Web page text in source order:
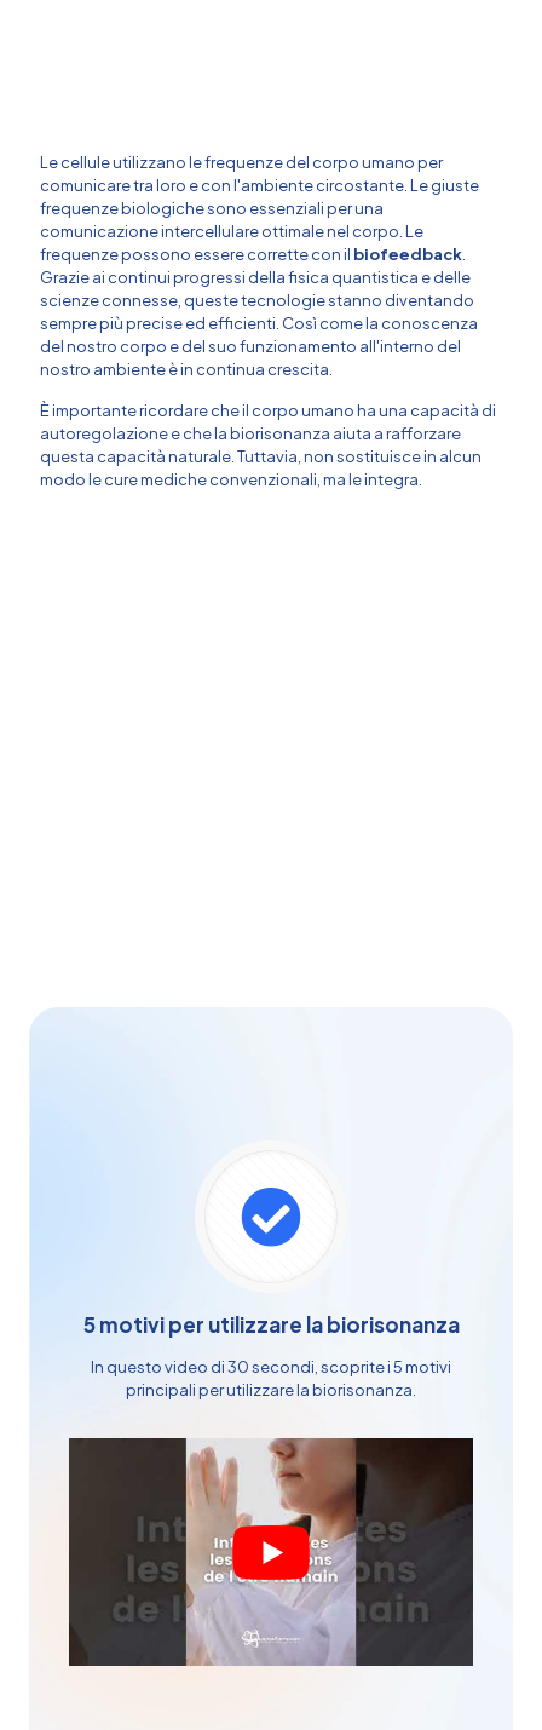
Le cellule utilizzano le frequenze del corpo umano per
comunicare tra loro e con l'ambiente circostante. Le giuste
frequenze biologiche sono essenziali per una
comunicazione intercellulare ottimale nel corpo. Le
frequenze possono essere corrette con il biofeedback
Grazie ai continui progressi della fisica quantistica e delle
scienze connesse, queste tecnologie stanno diventando
sempre più precise ed efficienti. Così come la conoscenza
del nostro corpo e del suo funzionamento all'interno del
nostro ambiente è in continua crescita.
È importante ricordare che il corpo umano ha una capacità di
autoregolazione e che la biorisonanza aiuta a rafforzare
questa capacità naturale. Tuttavia, non sostituisce in alcun
modo le cure mediche convenzionali, ma le integra.
5 motivi per utilizzare la biorisonanza
In questo video di 30 secondi, scoprite i 5 motivi
principali per utilizzare la biorisonanza.